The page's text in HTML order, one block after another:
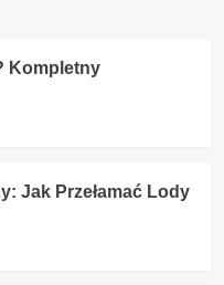
Kompletny
Jak Przełamać Lody